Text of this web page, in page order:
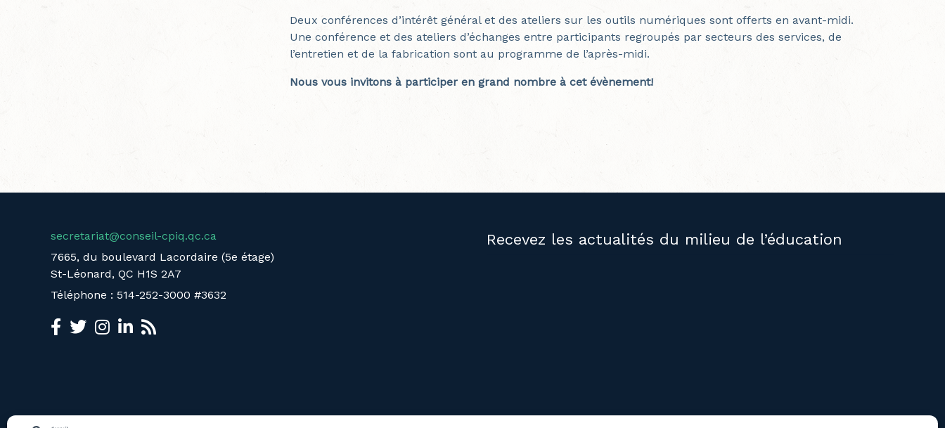
Deux conférences d’intérêt général et des ateliers sur les outils numériques sont offerts en avant-midi.
Une conférence et des ateliers d’échanges entre participants regroupés par secteurs des services, de
l’entretien et de la fabrication sont au programme de l’après-midi.
Nous vous invitons à participer en grand nombre à cet évènement!
secretariat@conseil-cpiq.qc.ca
7665, du boulevard Lacordaire (5e étage)
St-Léonard, QC H1S 2A7
Téléphone : 514-252-3000 #3632
Recevez les actualités du milieu de l’éducation